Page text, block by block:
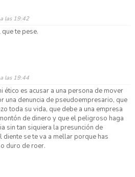
las 19:42
te pese.
las 19:44
ético es acusar a una persona de mover
una denuncia de pseudoempresario, que
toda su vida, que debe a una empresa
de dinero y que el peligroso haga
sin tan siquiera la presunción de
diente se te va a mellar porque has
duro de roer.